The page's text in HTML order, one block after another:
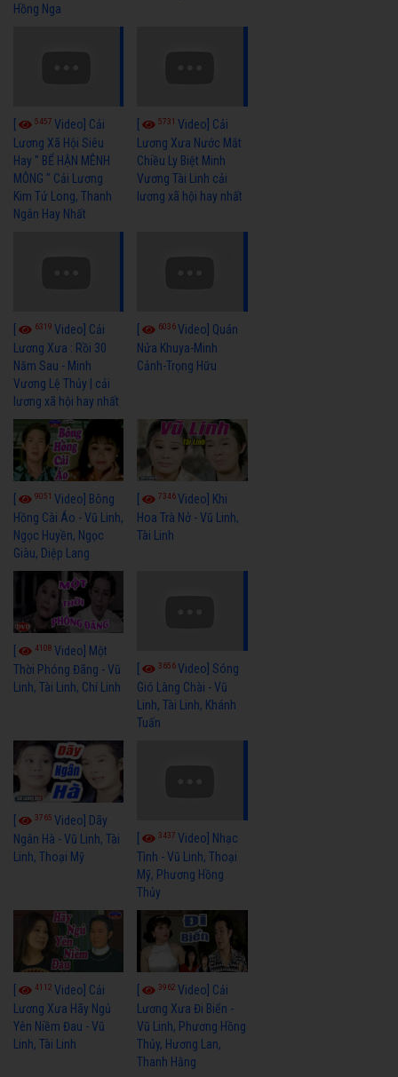
Hồng Nga
5457 Video] Cải
Lương Xã Hội Siêu
Hay " BỂ HẬN MÊNH
MÔNG " Cải Lương
Kim Tử Long, Thanh
Ngân Hay Nhất
5731Video] Cải
Lương Xưa Nước Mắt
Chiều Ly Biệt Minh
Vương Tài Linh cải
lương xã hội hay nhất
6319 Video] Cải
Lương Xưa : Rồi 30
Năm Sau - Minh
Vương Lệ Thủy | cải
lương xã hội hay nhất
6036Video] Quán
Nửa Khuya-Minh
Cảnh-Trọng Hữu
9051 Video] Bông
Hồng Cài Áo - Vũ Linh,
Ngọc Huyền, Ngọc
Giàu, Diệp Lang
7346Video] Khi
Hoa Trà Nở - Vũ Linh,
Tài Linh
4108 Video] Một
Thời Phóng Đãng - Vũ
Linh, Tài Linh, Chí Linh
3656Video] Sóng
Gió Làng Chài - Vũ
Linh, Tài Linh, Khánh
Tuấn
3765 Video] Dãy
Ngân Hà - Vũ Linh, Tài
Linh, Thoại Mỹ
3437Video] Nhạc
Tình - Vũ Linh, Thoại
Mỹ, Phương Hồng
Thủy
4112 Video] Cải
Lương Xưa Hãy Ngủ
Yên Niềm Đau - Vũ
Linh, Tài Linh
3962Video] Cải
Lương Xưa Đi Biển -
Vũ Linh, Phương Hồng
Thủy, Hương Lan,
Thanh Hằng